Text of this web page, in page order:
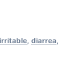
diarrea